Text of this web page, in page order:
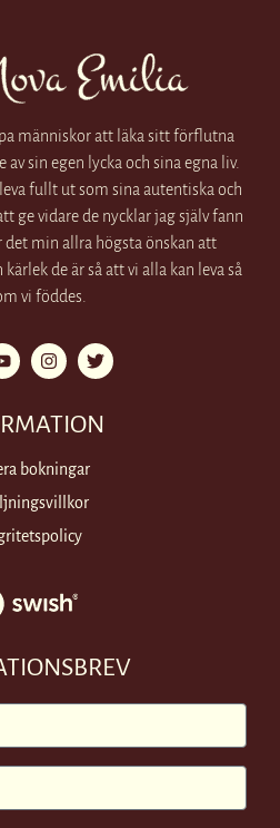
människor att läka sitt förflutna
sin egen lycka och sina egna liv.
fullt ut som sina autentiska och
ge vidare de nycklar jag själv fann
det min allra högsta önskan att
de är så att vi alla kan leva så
vi föddes.
bokningar